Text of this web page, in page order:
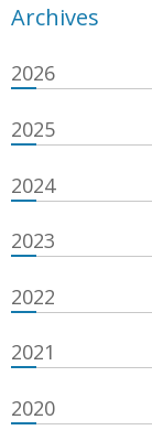
Archives
2026
2025
2024
2023
2022
2021
2020